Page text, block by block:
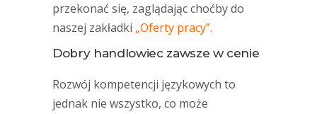
przekonać się, zaglądając choćby do
naszej zakładki „Oferty pracy”.
Dobry handlowiec zawsze w cenie
Rozwój kompetencji językowych to
jednak nie wszystko, co może